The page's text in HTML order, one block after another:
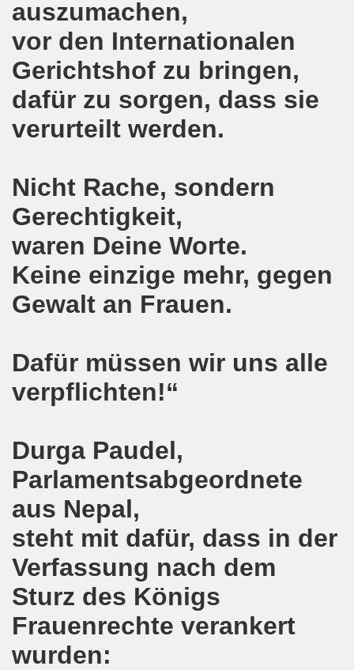
auszumachen,
vor den Internationalen
Gerichtshof zu bringen,
dafür zu sorgen, dass sie
verurteilt werden.
Nicht Rache, sondern
Gerechtigkeit,
waren Deine Worte.
Keine einzige mehr, gegen
Gewalt an Frauen.
Dafür müssen wir uns alle
verpflichten!“
Durga Paudel,
Parlamentsabgeordnete
aus Nepal,
steht mit dafür, dass in der
Verfassung nach dem
Sturz des Königs
Frauenrechte verankert
wurden:
Bewegung ruft zusammen mit der Flüchtlingsinitiative
Herbstdemonstration in Berlin
Teilnehmer, 15 Städte, Menschen aus mindestens 9
Bewegung am 19.09.2016 in Gelsenkirchen aktiv gegen
und Flüchtlinge rufen auf zur großen
Bewegung am Montag, den 12.09.2016 bereitet die
Montagsdemo-Bewegung
Bewegung gedenkt Friedel Metzlaff
594. Gelsenkirchener Montagsdemo-Bewegung
zur 13. Herbstdemonstration! Werdet selbst
verheerende Wohnsitzauflage
Zukunftsprojekt Gelsenkirchener Montagsdemo-
erneut im Zeichen von
im Zeichen von länderübergreifendem
Bewegung mit breitem Spektrum der Themen
Bewegung mit Flüchtlingen und Migranten!